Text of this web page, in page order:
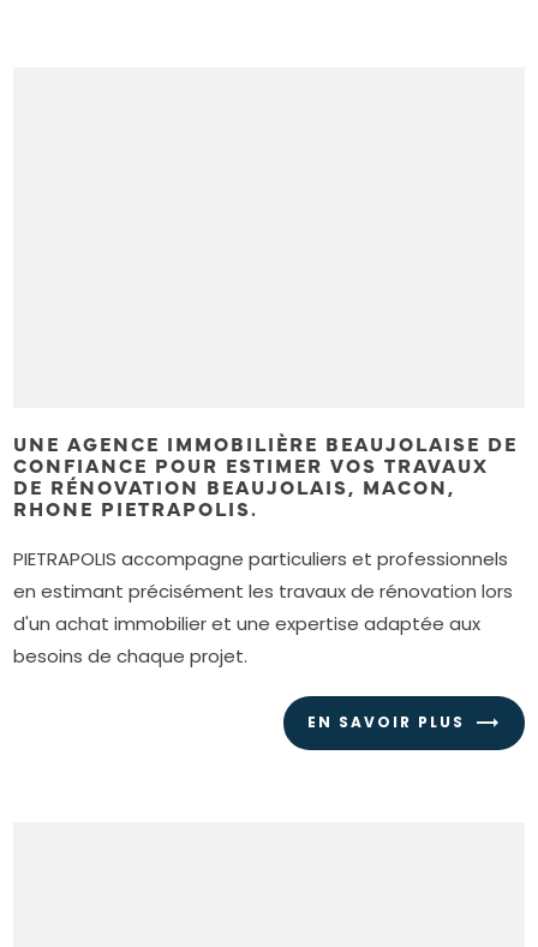
UNE AGENCE IMMOBILIÈRE BEAUJOLAISE DE
CONFIANCE POUR ESTIMER VOS TRAVAUX
DE RÉNOVATION BEAUJOLAIS, MACON,
RHONE PIETRAPOLIS.
PIETRAPOLIS accompagne particuliers et professionnels
en estimant précisément les travaux de rénovation lors
d'un achat immobilier et une expertise adaptée aux
besoins de chaque projet.
EN SAVOIR PLUS